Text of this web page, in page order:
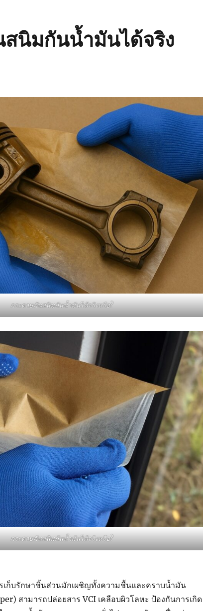
นิมกันน้ำมันได้จริง
กระดาษกันสนิมกันน้ำมันได้จริงหรือ?
กระดาษกันสนิมกันน้ำมันได้จริงหรือ?
เก็บรักษาชิ้นส่วนมักเผชิญทั้งความชื้นและคราบน้ำมัน
สามารถปล่อยสาร VCI เคลือบผิวโลหะ ป้องกันการเกิด